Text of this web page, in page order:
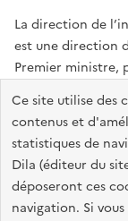
Ce site utilise des
contenus et
statistiques de
Dila (éditeur du
déposeront ces
navigation. Si
La direction de
est une direction
Premier ministre,
info.gouv.fr
Répertoire des